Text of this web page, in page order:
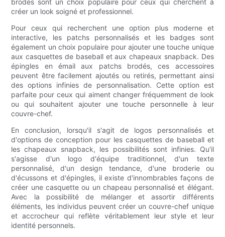
brodés sont un choix populaire pour ceux qui cherchent à
créer un look soigné et professionnel.
Pour ceux qui recherchent une option plus moderne et
interactive, les patchs personnalisés et les badges sont
également un choix populaire pour ajouter une touche unique
aux casquettes de baseball et aux chapeaux snapback. Des
épingles en émail aux patchs brodés, ces accessoires
peuvent être facilement ajoutés ou retirés, permettant ainsi
des options infinies de personnalisation. Cette option est
parfaite pour ceux qui aiment changer fréquemment de look
ou qui souhaitent ajouter une touche personnelle à leur
couvre-chef.
En conclusion, lorsqu'il s'agit de logos personnalisés et
d'options de conception pour les casquettes de baseball et
les chapeaux snapback, les possibilités sont infinies. Qu'il
s'agisse d'un logo d'équipe traditionnel, d'un texte
personnalisé, d'un design tendance, d'une broderie ou
d'écussons et d'épingles, il existe d'innombrables façons de
créer une casquette ou un chapeau personnalisé et élégant.
Avec la possibilité de mélanger et assortir différents
éléments, les individus peuvent créer un couvre-chef unique
et accrocheur qui reflète véritablement leur style et leur
identité personnels.